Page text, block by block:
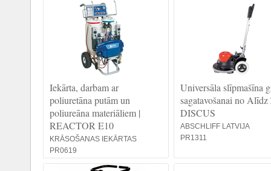
Iekārta, darbam ar
poliuretāna putām un
poliureāna materiāliem |
REACTOR E10
KRĀSOŠANAS IEKĀRTAS
PR0619
Universāla slīpmašīna
sagatavošanai no Alīdz
DISCUS
ABSCHLIFF LATVIJA
PR1311